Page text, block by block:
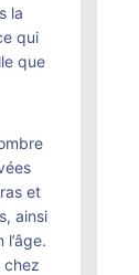
la
qui
que
et
ainsi
chez